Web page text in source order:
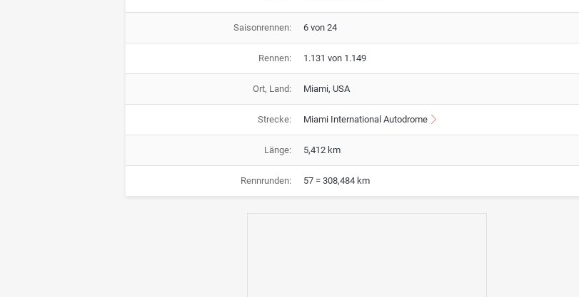
Saisonrennen: 6 von 24
Rennen: 1.131 von 1.149
Ort, Land: Miami, USA
Strecke: Miami International Autodrome
Länge: 5,412 km
Rennrunden: 57 = 308,484 km